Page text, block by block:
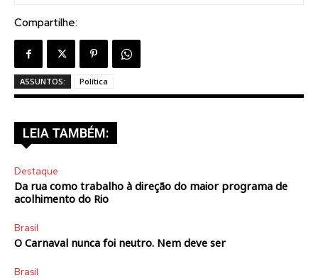
Compartilhe:
ASSUNTOS: Política
LEIA TAMBÉM:
Destaque
Da rua como trabalho à direção do maior programa de
acolhimento do Rio
Brasil
O Carnaval nunca foi neutro. Nem deve ser
Brasil